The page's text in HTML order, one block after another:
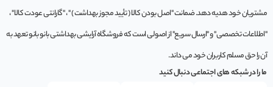
مشتریان خود هدیه دهد. ضمانت "اصل بودن کالا ( تأیید مجوز بهداشت ) " ، "گارانتی عودت کالا" ،
"اطلاعات تخصصی" و "ارسال سریع" از اصولی است که فروشگاه آرایشی بهداشتی بانو بانو تعهد به
آن را حق مسلم کاربران خود می داند.
ما را در شبکه های اجتماعی دنبال کنید